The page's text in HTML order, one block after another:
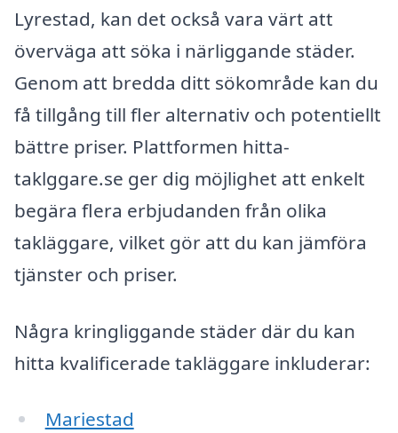
Lyrestad, kan det också vara värt att
överväga att söka i närliggande städer.
Genom att bredda ditt sökområde kan du
få tillgång till fler alternativ och potentiellt
bättre priser. Plattformen hitta-
taklggare.se ger dig möjlighet att enkelt
begära flera erbjudanden från olika
takläggare, vilket gör att du kan jämföra
tjänster och priser.
Några kringliggande städer där du kan
hitta kvalificerade takläggare inkluderar:
Mariestad